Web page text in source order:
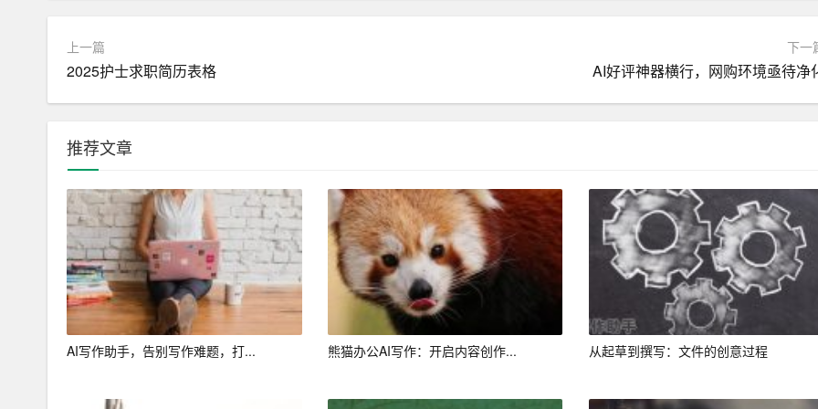
5. 导出与分享：完成写作后，用户可以将文章导出为Word、PDF等格式，并可以选择分享到社交平台或保存至
本地。
三、AI作文助手在写作领域的应用
1. 教育领域：AI作文助手可以辅助教师批改学生作文，提高批改效率，为学生提供个性化指导。
2. 职场领域：AI作文助手可以帮助职场人士撰写报告、方案等商务文档，提高工作效率。
3. 创意写作：AI作文助手可以为作家、编剧等提供灵感激发和素材推荐，助力创作。
4. 媒体领域：AI作文助手可以辅助记者撰写新闻稿件，提高新闻报道的时效性和准确性。
总之，AI作文助手作为一款智能写作工具，凭借其丰富的功能特点和实时的辅助作用，为广大用户提供了一种全
新的写作体验。随着人工智能技术的不断发展，我们有理由相信，AI作文助手将在未来的写作领域发挥更大的作
用。
上一篇
2025护士求职简历表格
下一
AI好评神器横行，网购环境亟待净
推荐文章
AI写作助手，告别写作难题，打... 熊猫办公AI写作：开启内容创作... 从起草到撰写：文件的创意过程